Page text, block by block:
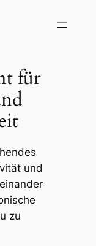
für
und
zu